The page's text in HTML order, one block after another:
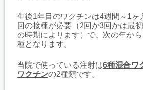
生後1年目のワクチンは4週間～1ヶ
回の接種が必要（2回か3回かは最
の時期によります）で、次の年か
種となります。
当院で使っている注射は6種混合ワ
ワクチンの2種類です。